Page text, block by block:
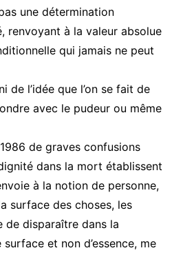
une détermination
renvoyant à la valeur absolue
qui jamais ne peut
de l’idée que l’on se fait de
avec le pudeur ou même
de graves confusions
dans la mort établissent
à la notion de personne,
surface des choses, les
de disparaître dans la
et non d’essence, me